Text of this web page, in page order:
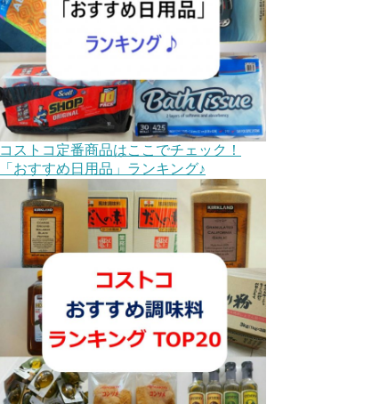
コストコ定番商品はここでチェック！
「おすすめ日用品」ランキング♪